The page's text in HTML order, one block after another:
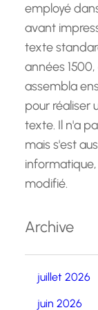
employé
avant
texte
années
assembla
pour réaliser
texte. Il n'a
mais s'est
modifié.
Archive
juillet 2026
juin 2026